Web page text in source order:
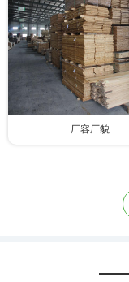
厂容厂貌